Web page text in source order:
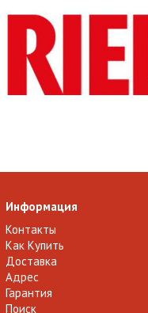
Информация
Контакты
Как Купить
Доставка
Адрес
Гарантия
Поиск